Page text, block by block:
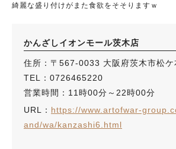
綺麗な盛り付けがまた食欲をそそりますｗ
かんざしイオンモール茨木店
住所：〒567-0033 大阪府茨木市松ケ
TEL：0726465220
営業時間：11時00分～22時00分
URL： https://www.artofwar-
and/wa/kanzashi6.html